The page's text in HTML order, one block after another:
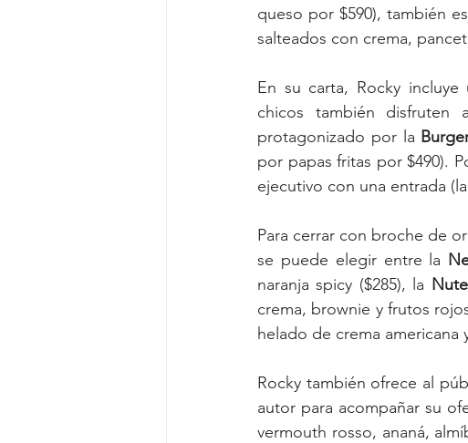
queso por $590), también
salteados con crema,
En su carta, Rocky
chicos también
protagonizado por la
por papas fritas por $490).
ejecutivo con una entrada
Para cerrar con broche de
se puede elegir entre la
naranja spicy ($285), la
crema, brownie y frutos
helado de crema americana
Rocky también ofrece al
autor para acompañar su
vermouth rosso, ananá,